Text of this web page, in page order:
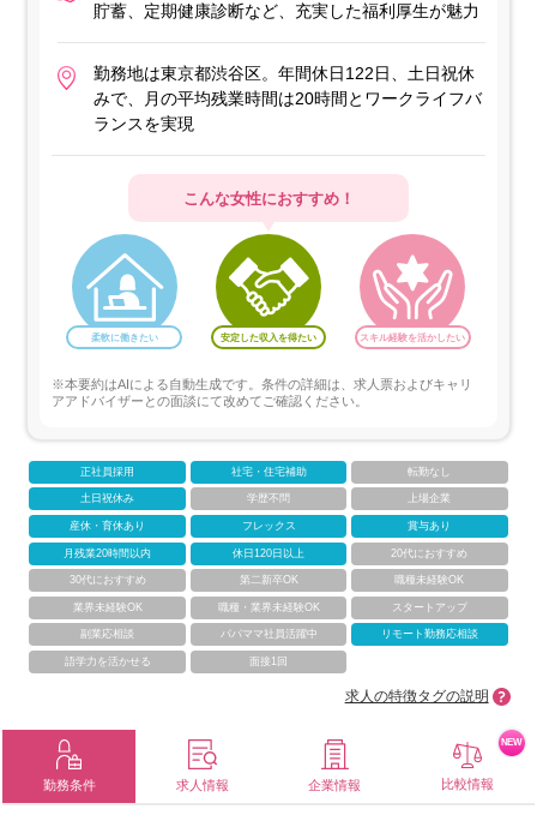
貯蓄、定期健康診断など、充実した福利厚生が魅力
勤務地は東京都渋谷区。年間休日122日、土日祝休
みで、月の平均残業時間は20時間とワークライフバ
ランスを実現
こんな女性におすすめ！
柔軟に働きたい 安定した収入を得たい スキル経験を活かしたい
※本要約はAIによる自動生成です。条件の詳細は、求人票およびキャリ
アアドバイザーとの面談にて改めてご確認ください。
正社員採用 社宅・住宅補助 転勤なし
土日祝休み 学歴不問 上場企業
産休・育休あり フレックス 賞与あり
月残業20時間以内 休日120日以上 20代におすすめ
30代におすすめ 第二新卒OK 職種未経験OK
業界未経験OK 職種・業界未経験OK スタートアップ
副業応相談 パパママ社員活躍中 リモート勤務応相談
語学力を活かせる 面接1回
求人の特徴タグの説明
勤務条件 求人情報 企業情報 比較情報
NEW